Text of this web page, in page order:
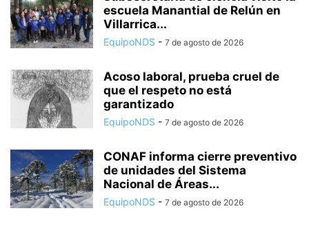
escuela Manantial de Relún en
Villarrica...
EquipoNDS - 7 de agosto de 2026
Acoso laboral, prueba cruel de
que el respeto no está
garantizado
EquipoNDS - 7 de agosto de 2026
CONAF informa cierre preventivo
de unidades del Sistema
Nacional de Áreas...
EquipoNDS - 7 de agosto de 2026